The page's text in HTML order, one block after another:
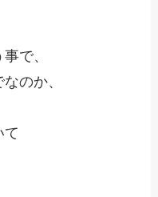
で、
のか、
て